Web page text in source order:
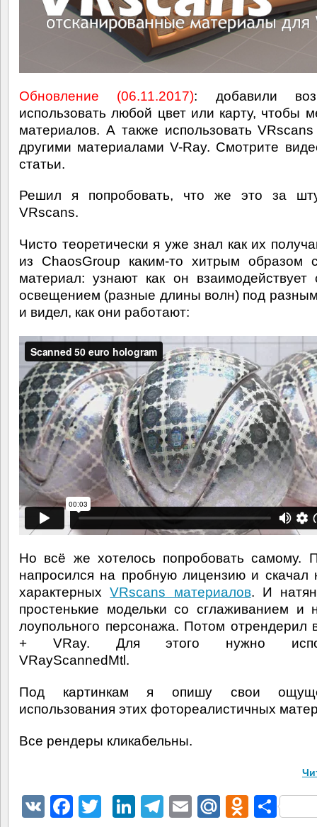
Обновление (06.11.2017): добавили
использовать любой цвет или карту, чтобы
материалов. А также использовать
другими материалами V-Ray. Смотрите
статьи.
Решил я попробовать, что же это за
VRscans.
Чисто теоретически я уже знал как их
из ChaosGroup каким-то хитрым образом
материал: узнают как он
освещением (разные длины волн) под
и видел, как они работают:
Но всё же хотелось попробовать самому.
напросился на пробную лицензию и скачал
характерныхVRscans материалов. И
простенькие модельки со сглаживанием и
лоупольного персонажа. Потом отрендерил
+ VRay. Для этого нужно
VRayScannedMtl.
Под картинкам я опишу свои
использования этих фотореалистичных
Все рендеры кликабельны.
VK Facebook
TwitterLinkedIn
Telegram
EmailMail.Ru